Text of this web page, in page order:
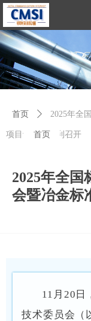
2025年全国
会暨冶金标
首页 ꄲ 2025年全
项目评审会顺利召开
首页
11月20日
技术委员会（